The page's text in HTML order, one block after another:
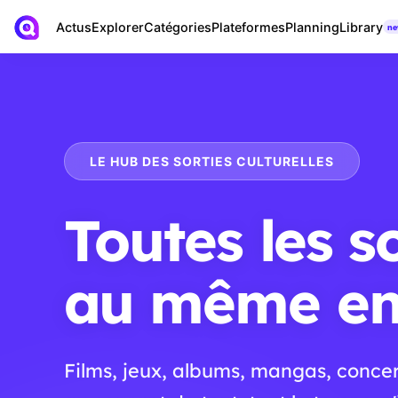
ActusExplorerCatégoriesPlateformesPlanningLibrary
LE HUB DES SORTIES CULTURELLES
Toutes les
au même
Films, jeux, albums, mangas,